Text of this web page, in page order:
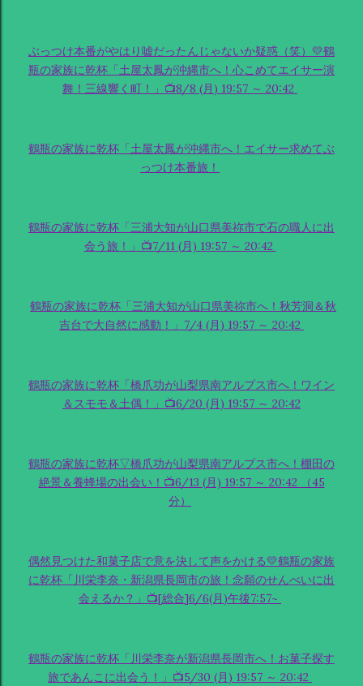
ぶっつけ本番がやはり嘘だったんじゃないか疑惑（笑）💛鶴
瓶の家族に乾杯「土屋太鳳が沖縄市へ！心こめてエイサー演
舞！三線響く町！」📺8/8 (月) 19:57 ～ 20:42
鶴瓶の家族に乾杯「土屋太鳳が沖縄市へ！エイサー求めてぶ
っつけ本番旅！
鶴瓶の家族に乾杯「三浦大知が山口県美祢市で石の職人に出
会う旅！」📺7/11 (月) 19:57 ～ 20:42
鶴瓶の家族に乾杯「三浦大知が山口県美祢市へ！秋芳洞＆秋
吉台で大自然に感動！」7/4 (月) 19:57 ～ 20:42
鶴瓶の家族に乾杯「橋爪功が山梨県南アルプス市へ！ワイン
＆スモモ＆土偶！」📺6/20 (月) 19:57 ～ 20:42
鶴瓶の家族に乾杯▽橋爪功が山梨県南アルプス市へ！棚田の
絶景＆養蜂場の出会い！📺6/13 (月) 19:57 ～ 20:42 （45
分）
偶然見つけた和菓子店で意を決して声をかける💛鶴瓶の家族
に乾杯「川栄李奈・新潟県長岡市の旅！念願のせんべいに出
会えるか？」📺[総合]6/6(月)午後7:57~
鶴瓶の家族に乾杯「川栄李奈が新潟県長岡市へ！お菓子探す
旅であんこに出会う！」📺5/30 (月) 19:57 ～ 20:42